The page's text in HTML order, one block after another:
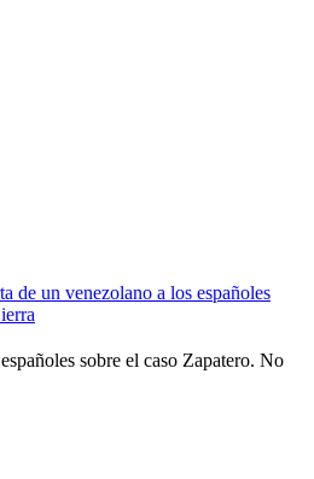
de un venezolano a los españoles
sobre el caso Zapatero. No